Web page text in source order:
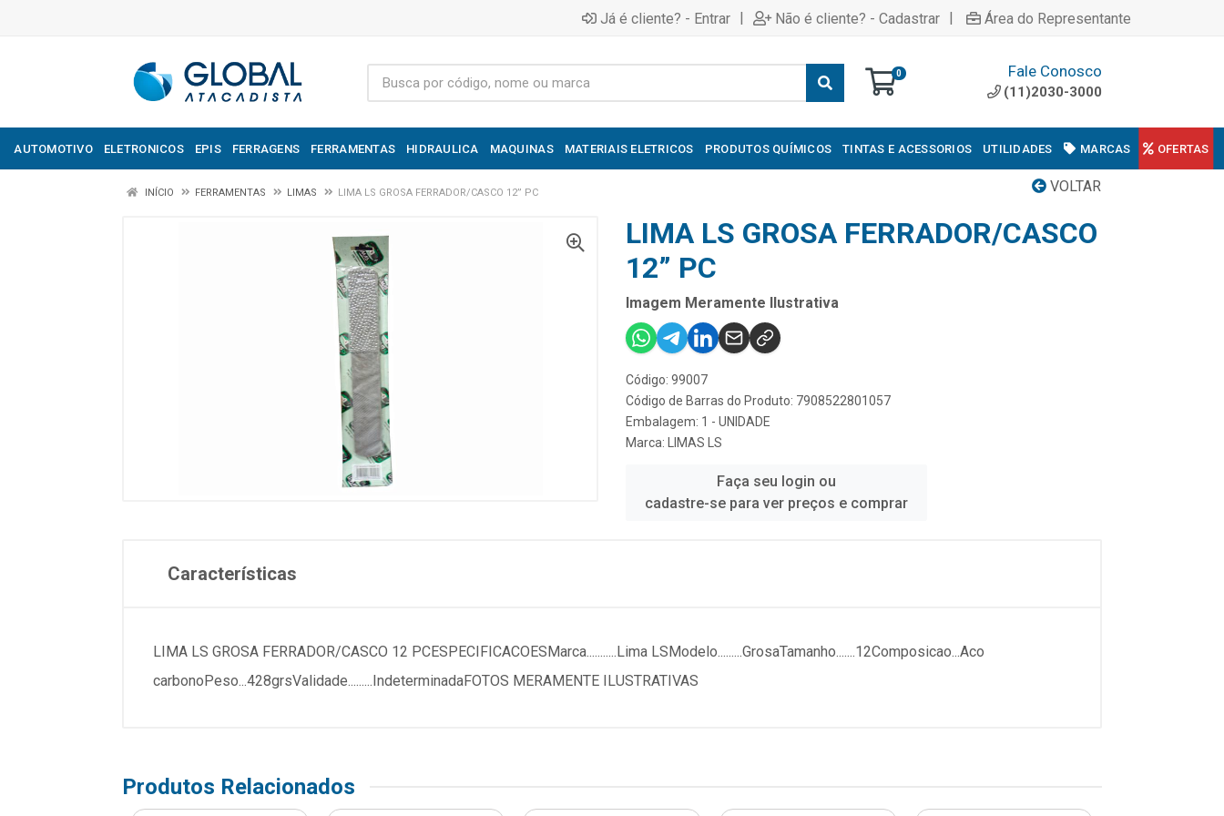
Já é cliente? - Entrar | Não é cliente? - Cadastrar | Área do Representante
0 Fale Conosco
(11)2030-3000
AUTOMOTIVO ELETRONICOS EPIS FERRAGENS FERRAMENTAS HIDRAULICA MAQUINAS MATERIAIS ELETRICOS PRODUTOS QUÍMICOS TINTAS E ACESSORIOS UTILIDADES MARCAS OFERTAS
VOLTAR
INÍCIO FERRAMENTAS LIMAS LIMA LS GROSA FERRADOR/CASCO 12” PC
LIMA LS GROSA FERRADOR/CASCO
12” PC
Imagem Meramente Ilustrativa
Código: 99007
Código de Barras do Produto: 7908522801057
Embalagem: 1 - UNIDADE
Marca:
LIMAS LS
Faça seu login ou
cadastre-se para ver preços e comprar
Características
LIMA LS GROSA FERRADOR/CASCO 12 PCESPECIFICACOESMarca...........Lima LSModelo.........GrosaTamanho.......12Composicao...Aco
carbonoPeso...428grsValidade.........IndeterminadaFOTOS MERAMENTE ILUSTRATIVAS
Produtos Relacionados